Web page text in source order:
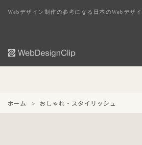
Webデザイン制作の参考になる日本のWebデザ
ホーム おしゃれ・スタイリッシュ